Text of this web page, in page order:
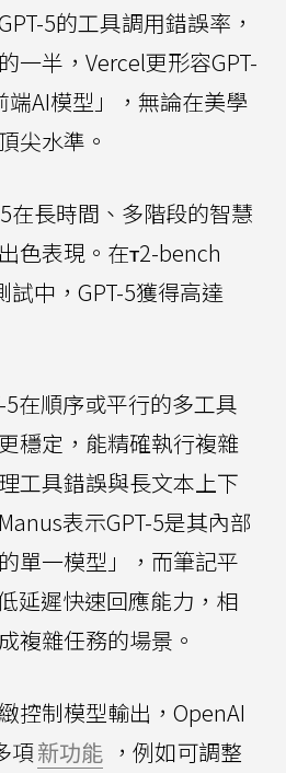
5的工具調用錯誤率，
一半，Vercel更形容GPT-
AI模型」，無論在美學
尖水準。
在長時間、多階段的智慧
色表現。在τ2-bench
中，GPT-5獲得高達
5在順序或平行的多工具
穩定，能精確執行複雜
工具錯誤與長文本上下
表示GPT-5是其內部
單一模型」，而筆記平
延遲快速回應能力，相
複雜任務的場景。
控制模型輸出，OpenAI
項新功能 ，例如可調整